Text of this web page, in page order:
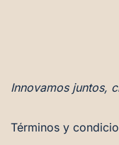
Innovamos juntos,
Términos y